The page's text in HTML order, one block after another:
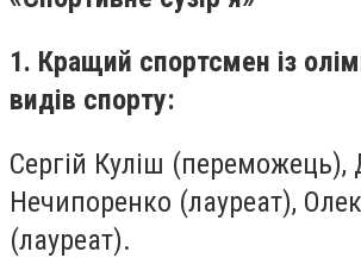
1. Кращий спортсмен із
видів спорту:
Сергій Куліш (переможець),
Нечипоренко (лауреат),
(лауреат).